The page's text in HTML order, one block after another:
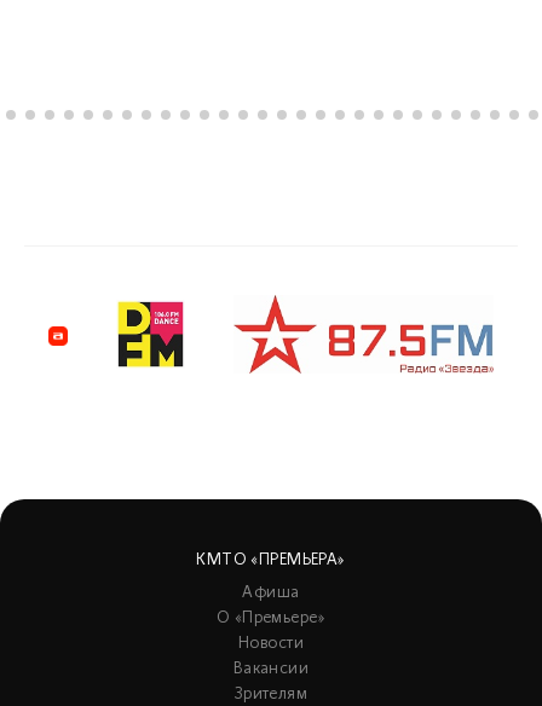
КМТО «ПРЕМЬЕРА»
Афиша
О «Премьере»
Новости
Вакансии
Зрителям